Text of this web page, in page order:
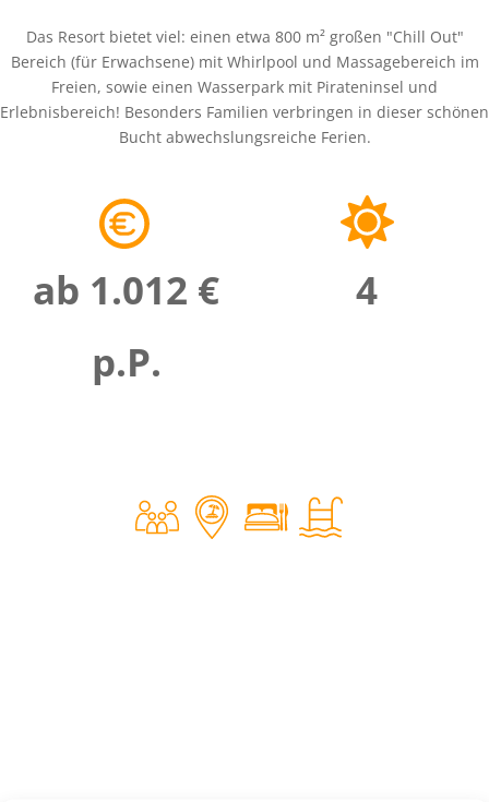
Das Resort bietet viel: einen etwa 800 m² großen "Chill Out"
Bereich (für Erwachsene) mit Whirlpool und Massagebereich im
Freien, sowie einen Wasserpark mit Pirateninsel und
Erlebnisbereich! Besonders Familien verbringen in dieser schönen
Bucht abwechslungsreiche Ferien.
ab 1.012 €
p.P.
4